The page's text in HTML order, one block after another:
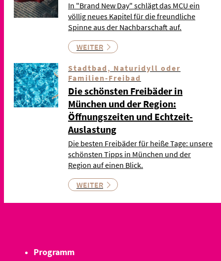
In "Brand New Day" schlägt das MCU ein
völlig neues Kapitel für die freundliche
Spinne aus der Nachbarschaft auf.
WEITER
Stadtbad, Naturidyll oder
Familien-Freibad
Die schönsten Freibäder in
München und der Region:
Öffnungszeiten und Echtzeit-
Auslastung
Die besten Freibäder für heiße Tage: unsere
schönsten Tipps in München und der
Region auf einen Blick.
WEITER
Programm